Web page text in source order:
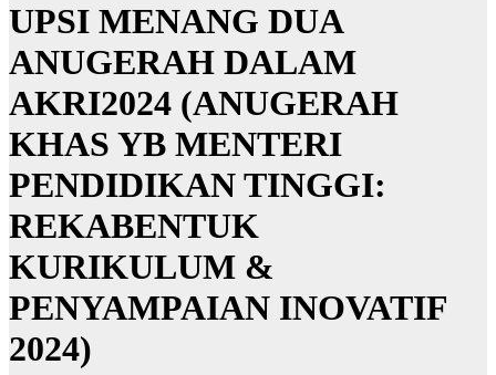
UPSI MENANG DUA
ANUGERAH DALAM
AKRI2024 (ANUGERAH
KHAS YB MENTERI
PENDIDIKAN TINGGI:
REKABENTUK
KURIKULUM &
PENYAMPAIAN INOVATIF
2024)